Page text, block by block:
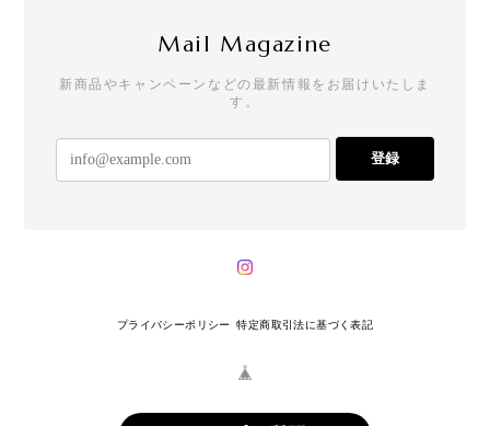
Mail Magazine
新商品やキャンペーンなどの最新情報をお届けいたしま
す。
登録
プライバシーポリシー 特定商取引法に基づく表記